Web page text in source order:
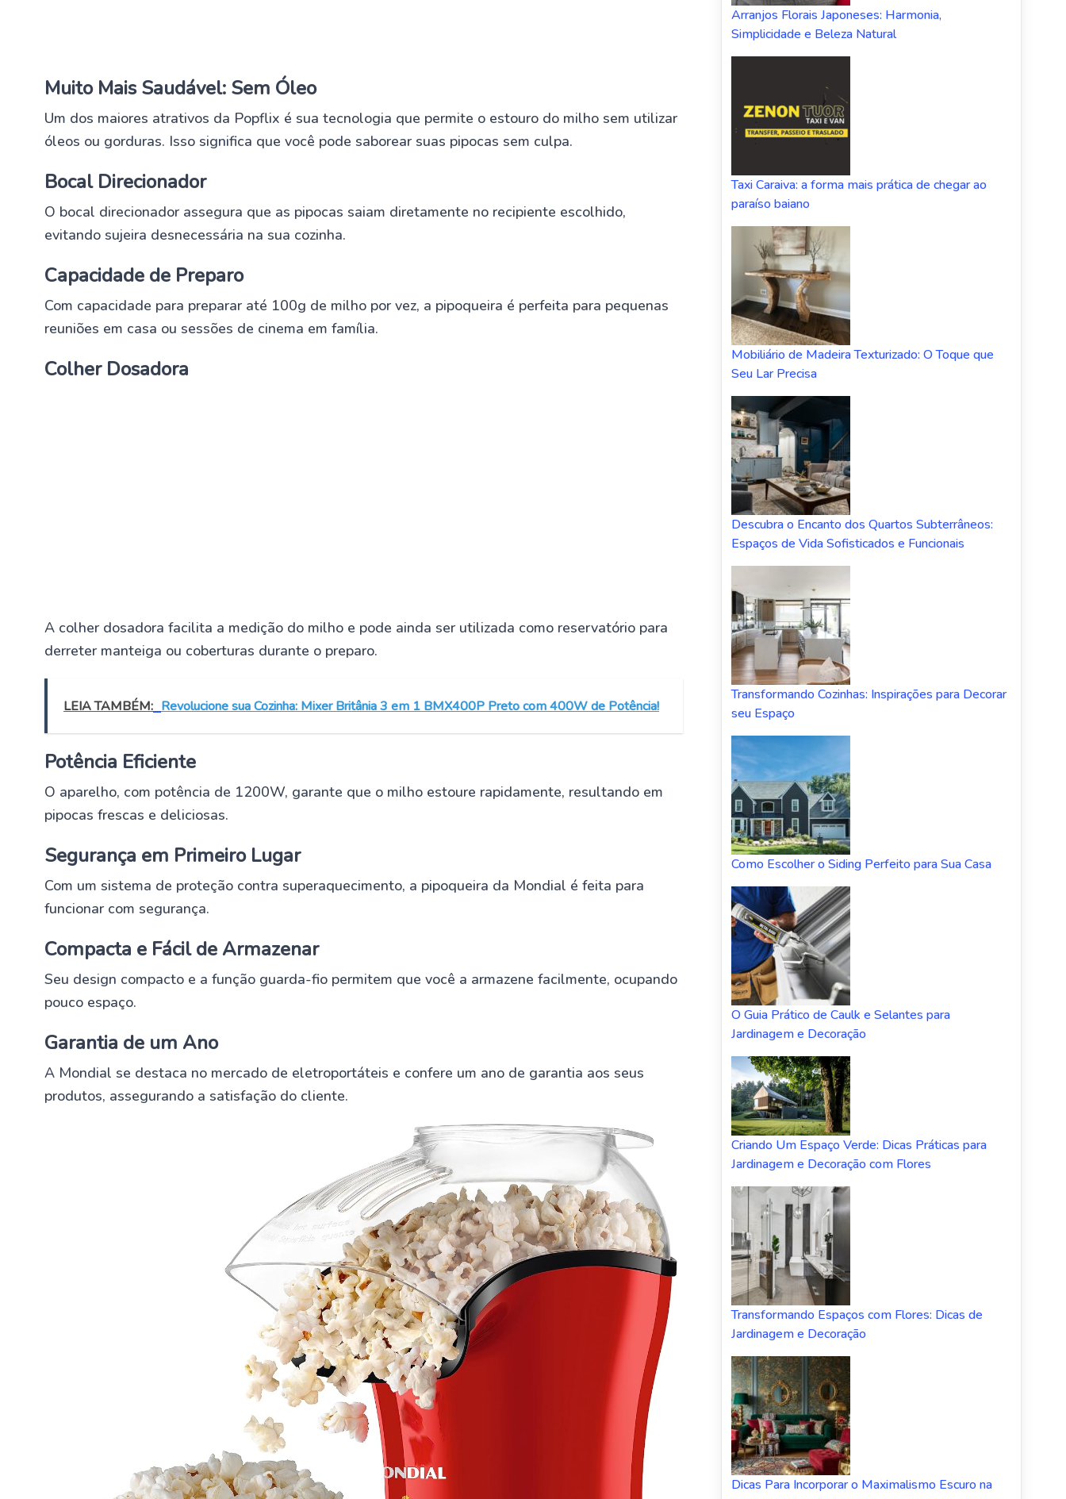
Muito Mais Saudável: Sem Óleo
Um dos maiores atrativos da Popflix é sua tecnologia que permite o estouro do milho sem utilizar
óleos ou gorduras. Isso significa que você pode saborear suas pipocas sem culpa.
Bocal Direcionador
O bocal direcionador assegura que as pipocas saiam diretamente no recipiente escolhido,
evitando sujeira desnecessária na sua cozinha.
Capacidade de Preparo
Com capacidade para preparar até 100g de milho por vez, a pipoqueira é perfeita para pequenas
reuniões em casa ou sessões de cinema em família.
Colher Dosadora
A colher dosadora facilita a medição do milho e pode ainda ser utilizada como reservatório para
derreter manteiga ou coberturas durante o preparo.
LEIA TAMBÉM: Revolucione sua Cozinha: Mixer Britânia 3 em 1 BMX400P Preto com 400W de Potência!
Potência Eficiente
O aparelho, com potência de 1200W, garante que o milho estoure rapidamente, resultando em
pipocas frescas e deliciosas.
Segurança em Primeiro Lugar
Com um sistema de proteção contra superaquecimento, a pipoqueira da Mondial é feita para
funcionar com segurança.
Compacta e Fácil de Armazenar
Seu design compacto e a função guarda-fio permitem que você a armazene facilmente, ocupando
pouco espaço.
Garantia de um Ano
A Mondial se destaca no mercado de eletroportáteis e confere um ano de garantia aos seus
produtos, assegurando a satisfação do cliente.
Arranjos Florais Japoneses: Harmonia,
Simplicidade e Beleza Natural
Taxi Caraiva: a forma mais prática de chegar ao
paraíso baiano
Mobiliário de Madeira Texturizado: O Toque que
Seu Lar Precisa
Descubra o Encanto dos Quartos Subterrâneos:
Espaços de Vida Sofisticados e Funcionais
Transformando Cozinhas: Inspirações para Decorar
seu Espaço
Como Escolher o Siding Perfeito para Sua Casa
O Guia Prático de Caulk e Selantes para
Jardinagem e Decoração
Criando Um Espaço Verde: Dicas Práticas para
Jardinagem e Decoração com Flores
Transformando Espaços com Flores: Dicas de
Jardinagem e Decoração
Dicas Para Incorporar o Maximalismo Escuro na